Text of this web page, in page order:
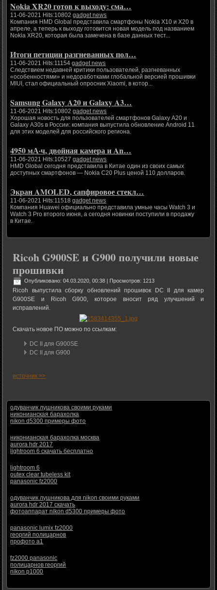
Nokia XR20 готов к выходу: сма…
11-06-2021 Hits:10802gadget news
Компания HMD Global представила смартфоны Nokia X10 и X20 в
апреле, а теперь к выходу готовится новая модель под названием
Nokia XR20, которая была замечена в базе данных тест...
Итоги петиции разгневанных пол…
11-06-2021 Hits:11154gadget news
Следствием недавней критики пользователей, разгневанных
«особенностями» и недоработками глобальной версией прошивки
MIUI, стал официальный опросник Xiaomi, в котор...
Samsung Galaxy A20 и Galaxy A3…
11-06-2021 Hits:10802gadget news
Хорошая новость для пользователей смартфонов Galaxy A20 и
Galaxy A30s в России: компания выпустила обновление Android 11
для этих моделей для российского региона.
4950 мА·ч, двойная камера и An…
11-06-2021 Hits:10527gadget news
HMD Global сегодня представила в Китае один из своих самых
доступных смартфонов — Nokia C20 Plus ценой 110 долларов.
Экран AMOLED, сапфировое стекл…
11-06-2021 Hits:11518gadget news
Компания Huawei официально представила умные часы Watch 3 и
Watch 3 Pro второго июня, а сегодня новинки поступили в продажу
в Китае.
Ricoh G900SE и G900 получили новые
прошивки
Опубликовано: 04.03.2020, 00:38 | Просмотров: 1213
Ricoh выпустила сборку обновлений прошивок DC II для камер
G900SE и Ricoh G900, которое вносит ряд улучшений и
исправлений.
Скачать новое ПО можно по ссылкам:
DC II для G900SE
DC II для G900
источник >>
одуванчик лушникова своими руками
никонианская барахолка
nikon d5300 примеры фото
никонианская барахолка москва
aurora hdr 2017
lightroom 6 скачать бесплатно
lightroom 6
outex clear tubeless kit
panasonic fz2000
одуванчик лушникова для nikon своими руками
aurora hdr 2017 скачать
фотоаппарат nikon d5300 примеры фото
panasonic lumix fz2000
георгий полицарнов
профото а1
fz2000 panasonic
полицарнов георгий
nikon p1000